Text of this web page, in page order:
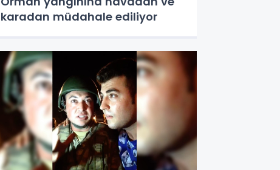
karadan müdahale ediliyor